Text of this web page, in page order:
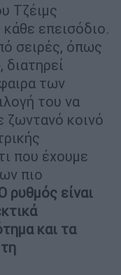
Τζέιμς
επεισόδιο.
σειρές, όπως
διατηρεί
των
του να
ζωντανό κοινό
που έχουμε
πιο
ρυθμός είναι
και τα